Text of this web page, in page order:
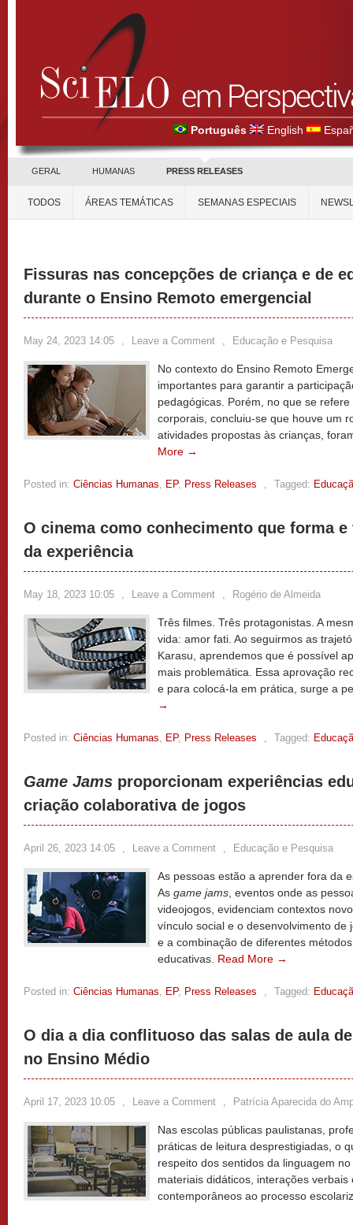
Português English
GERAL HUMANAS PRESS RELEASES
TODOS ÁREAS TEMÁTICAS SEMANAS ESPECIAIS
Fissuras nas concepções de criança e de
durante o Ensino Remoto emergencial
May 24, 2023 14:05 , Leave a Comment , Educação e Pesquisa
No contexto do Ensino Remoto
importantes para garantir a
pedagógicas. Porém, no que se
corporais, concluiu-se que houve um
atividades propostas às crianças,
More →
Posted in: Ciências Humanas, EP, Press Releases , Tagged:
O cinema como conhecimento que forma
da experiência
May 18, 2023 10:05 , Leave a Comment , Rogério de Almeida
Três filmes. Três protagonistas. A
vida: amor fati. Ao seguirmos as
Karasu, aprendemos que é possível
mais problemática. Essa aprovação
e para colocá-la em prática, surge a
→
Posted in: Ciências Humanas, EP, Press Releases , Tagged:
Game Jams proporcionam experiências
criação colaborativa de jogos
April 26, 2023 14:05 , Leave a Comment , Educação e Pesquisa
As pessoas estão a aprender fora da
As game jams , eventos onde as
videojogos, evidenciam contextos
vínculo social e o desenvolvimento de
e a combinação de diferentes
educativas. Read More →
Posted in: Ciências Humanas, EP, Press Releases , Tagged:
O dia a dia conflituoso das salas de aula
no Ensino Médio
April 17, 2023 10:05 , Leave a Comment , Patrícia Aparecida do
Nas escolas públicas paulistanas,
práticas de leitura desprestigiadas, o
respeito dos sentidos da linguagem
materiais didáticos, interações
contemporâneos ao processo